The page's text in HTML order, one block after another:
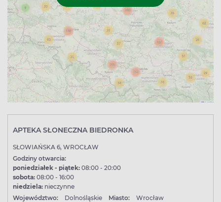
APTEKA SŁONECZNA BIEDRONKA
SŁOWIAŃSKA 6, WROCŁAW
Godziny otwarcia:
poniedziałek - piątek: 08:00 - 20:00
sobota: 08:00 - 16:00
niedziela: nieczynne
Województwo:
Dolnośląskie Miasto: Wrocław